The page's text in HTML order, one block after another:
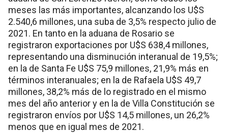
meses las más importantes, alcanzando los U$S
2.540,6 millones, una suba de 3,5% respecto julio de
2021. En tanto en la aduana de Rosario se
registraron exportaciones por U$S 638,4 millones,
representando una disminución interanual de 19,5%;
en la de Santa Fe U$S 75,9 millones, 21,9% más en
términos interanuales; en la de Rafaela U$S 49,7
millones, 38,2% más de lo registrado en el mismo
mes del año anterior y en la de Villa Constitución se
registraron envíos por U$S 14,5 millones, un 26,2%
menos que en igual mes de 2021.